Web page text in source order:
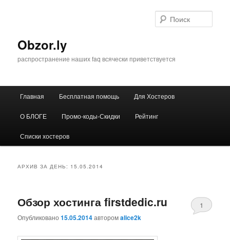
Obzor.ly
распространение наших faq всячески приветствуется
Главная Бесплатная помощь Для Хостеров
О БЛОГЕ Промо-коды-Скидки Рейтинг
Списки хостеров
АРХИВ ЗА ДЕНЬ: 15.05.2014
Обзор хостинга firstdedic.ru
Опубликовано15.05.2014авторомalice2k
1